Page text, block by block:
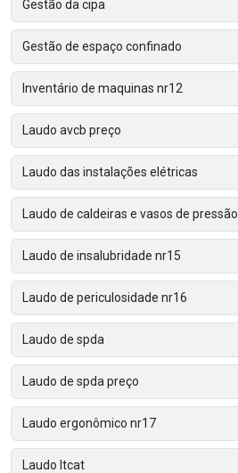
Gestão da cipa
Gestão de espaço confinado
Inventário de maquinas nr12
Laudo avcb preço
Laudo das instalações elétricas
Laudo de caldeiras e vasos de pressão
Laudo de insalubridade nr15
Laudo de periculosidade nr16
Laudo de spda
Laudo de spda preço
Laudo ergonômico nr17
Laudo ltcat